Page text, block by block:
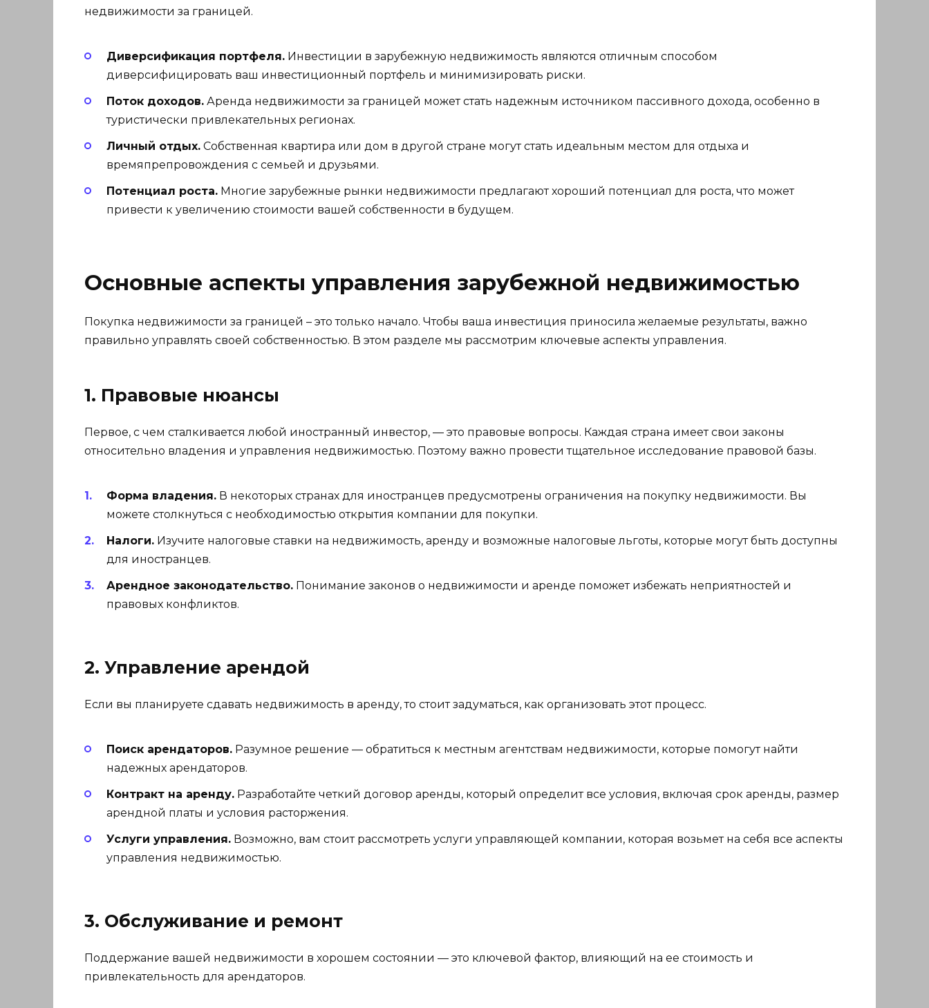
недвижимости за границей.
Диверсификация портфеля. Инвестиции в зарубежную недвижимость являются отличным способом
диверсифицировать ваш инвестиционный портфель и минимизировать риски.
Поток доходов. Аренда недвижимости за границей может стать надежным источником пассивного дохода, особенно в
туристически привлекательных регионах.
Личный отдых. Собственная квартира или дом в другой стране могут стать идеальным местом для отдыха и
времяпрепровождения с семьей и друзьями.
Потенциал роста. Многие зарубежные рынки недвижимости предлагают хороший потенциал для роста, что может
привести к увеличению стоимости вашей собственности в будущем.
Основные аспекты управления зарубежной недвижимостью
Покупка недвижимости за границей – это только начало. Чтобы ваша инвестиция приносила желаемые результаты, важно
правильно управлять своей собственностью. В этом разделе мы рассмотрим ключевые аспекты управления.
1. Правовые нюансы
Первое, с чем сталкивается любой иностранный инвестор, — это правовые вопросы. Каждая страна имеет свои законы
относительно владения и управления недвижимостью. Поэтому важно провести тщательное исследование правовой базы.
Форма владения. В некоторых странах для иностранцев предусмотрены ограничения на покупку недвижимости. Вы
можете столкнуться с необходимостью открытия компании для покупки.
Налоги. Изучите налоговые ставки на недвижимость, аренду и возможные налоговые льготы, которые могут быть доступны
для иностранцев.
Арендное законодательство. Понимание законов о недвижимости и аренде поможет избежать неприятностей и
правовых конфликтов.
2. Управление арендой
Если вы планируете сдавать недвижимость в аренду, то стоит задуматься, как организовать этот процесс.
Поиск арендаторов. Разумное решение — обратиться к местным агентствам недвижимости, которые помогут найти
надежных арендаторов.
Контракт на аренду. Разработайте четкий договор аренды, который определит все условия, включая срок аренды, размер
арендной платы и условия расторжения.
Услуги управления. Возможно, вам стоит рассмотреть услуги управляющей компании, которая возьмет на себя все аспекты
управления недвижимостью.
3. Обслуживание и ремонт
Поддержание вашей недвижимости в хорошем состоянии — это ключевой фактор, влияющий на ее стоимость и
привлекательность для арендаторов.